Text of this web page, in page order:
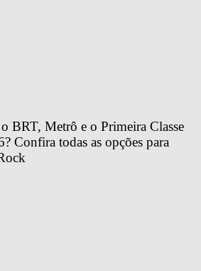
BRT, Metrô e o Primeira Classe
Confira todas as opções para